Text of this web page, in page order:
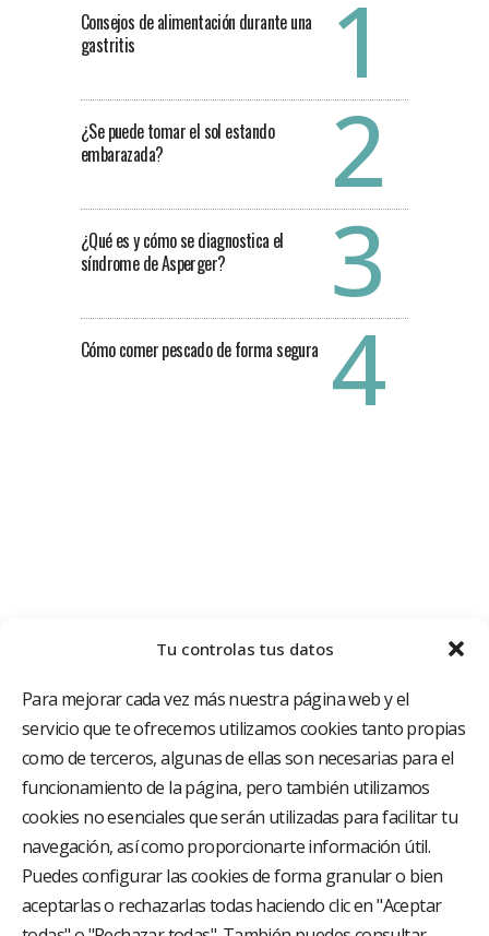
Tu controlas tus datos
Para mejorar cada vez más nuestra página web y el
servicio que te ofrecemos utilizamos cookies tanto propias
como de terceros, algunas de ellas son necesarias para el
funcionamiento de la página, pero también utilizamos
cookies no esenciales que serán utilizadas para facilitar tu
navegación, así como proporcionarte información útil.
Puedes configurar las cookies de forma granular o bien
aceptarlas o rechazarlas todas haciendo clic en "Aceptar
Consejos de alimentación durante una
gastritis
¿Se puede tomar el sol estando
embarazada?
¿Qué es y cómo se diagnostica el
síndrome de Asperger?
Cómo comer pescado de forma segura
El Grupo Hospitalario HLA es uno de los proveedores
hospitalarios con mayor presencia en España, creado
con el objetivo de proporcionar el acceso a una
asistencia sanitaria de alto nivel. Nuestra red asistencial
está compuesta por 18 hospitales y 37 centros médicos
multiespecialidad.